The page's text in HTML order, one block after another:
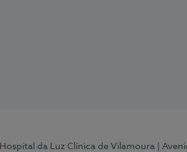
Hospital da Luz Clínica de Vilamoura |